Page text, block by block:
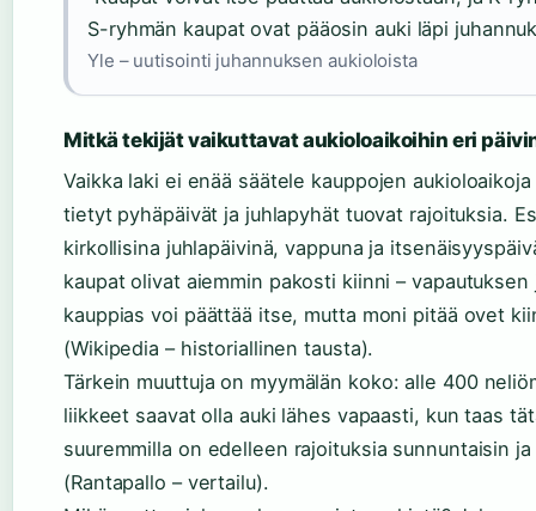
S-ryhmän kaupat ovat pääosin auki läpi
Yle – uutisointi juhannuksen aukioloista
Mitkä tekijät vaikuttavat aukioloaikoihin eri
Vaikka laki ei enää säätele kauppojen
tietyt pyhäpäivät ja juhlapyhät tuovat rajoituksia.
kirkollisina juhlapäivinä, vappuna ja
kaupat olivat aiemmin pakosti kiinni – vapautuksen
kauppias voi päättää itse, mutta moni pitää ovet
(Wikipedia – historiallinen tausta).
Tärkein muuttuja on myymälän koko: alle 400
liikkeet saavat olla auki lähes vapaasti, kun taas
suuremmilla on edelleen rajoituksia sunnuntaisin
(Rantapallo – vertailu).